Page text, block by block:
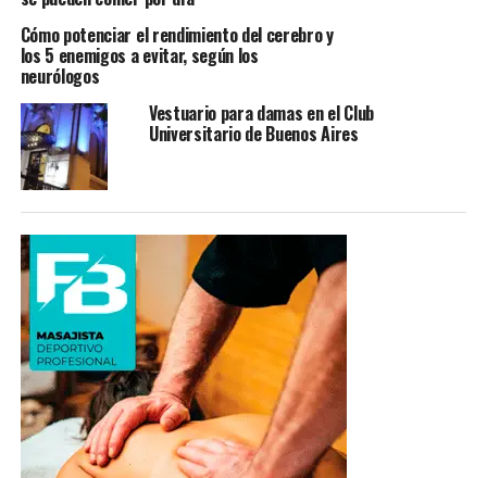
Cómo potenciar el rendimiento del cerebro y
los 5 enemigos a evitar, según los
neurólogos
Vestuario para damas en el Club
Universitario de Buenos Aires